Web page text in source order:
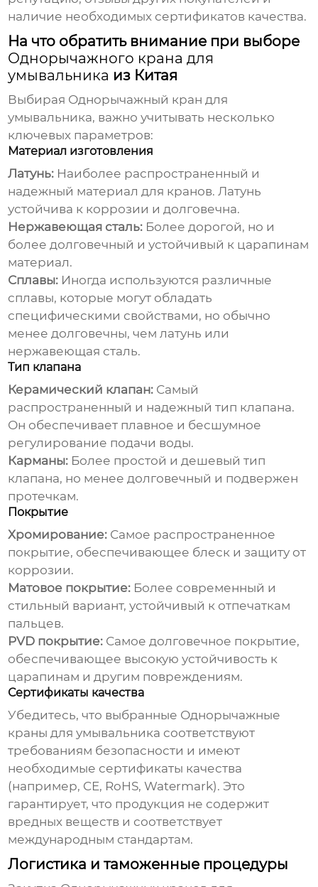
наличие необходимых сертификатов качества.
На что обратить внимание при выборе
Однорычажного крана для
умывальника из Китая
Выбирая Однорычажный кран для
умывальника, важно учитывать несколько
ключевых параметров:
Материал изготовления
Латунь: Наиболее распространенный и
надежный материал для кранов. Латунь
устойчива к коррозии и долговечна.
Нержавеющая сталь: Более дорогой, но и
более долговечный и устойчивый к царапинам
материал.
Сплавы: Иногда используются различные
сплавы, которые могут обладать
специфическими свойствами, но обычно
менее долговечны, чем латунь или
нержавеющая сталь.
Тип клапана
Керамический клапан: Самый
распространенный и надежный тип клапана.
Он обеспечивает плавное и бесшумное
регулирование подачи воды.
Карманы: Более простой и дешевый тип
клапана, но менее долговечный и подвержен
протечкам.
Покрытие
Хромирование: Самое распространенное
покрытие, обеспечивающее блеск и защиту от
коррозии.
Матовое покрытие: Более современный и
стильный вариант, устойчивый к отпечаткам
пальцев.
PVD покрытие: Самое долговечное покрытие,
обеспечивающее высокую устойчивость к
царапинам и другим повреждениям.
Сертификаты качества
Убедитесь, что выбранные Однорычажные
краны для умывальника соответствуют
требованиям безопасности и имеют
необходимые сертификаты качества
(например, CE, RoHS, Watermark). Это
гарантирует, что продукция не содержит
вредных веществ и соответствует
международным стандартам.
Логистика и таможенные процедуры